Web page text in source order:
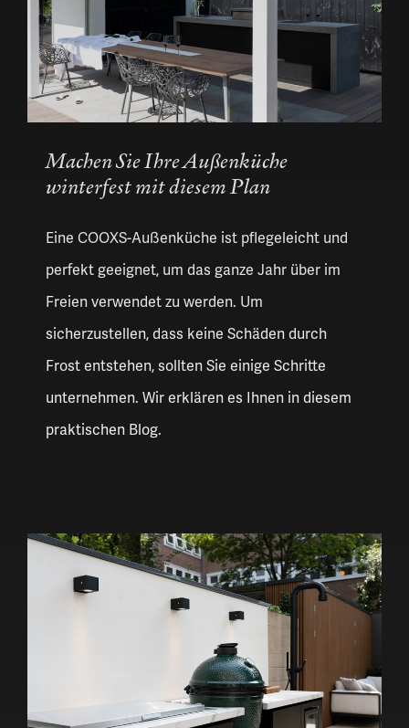
Machen Sie Ihre Außenküche
winterfest mit diesem Plan
Eine COOXS-Außenküche ist pflegeleicht und
perfekt geeignet, um das ganze Jahr über im
Freien verwendet zu werden. Um
sicherzustellen, dass keine Schäden durch
Frost entstehen, sollten Sie einige Schritte
unternehmen. Wir erklären es Ihnen in diesem
praktischen Blog.